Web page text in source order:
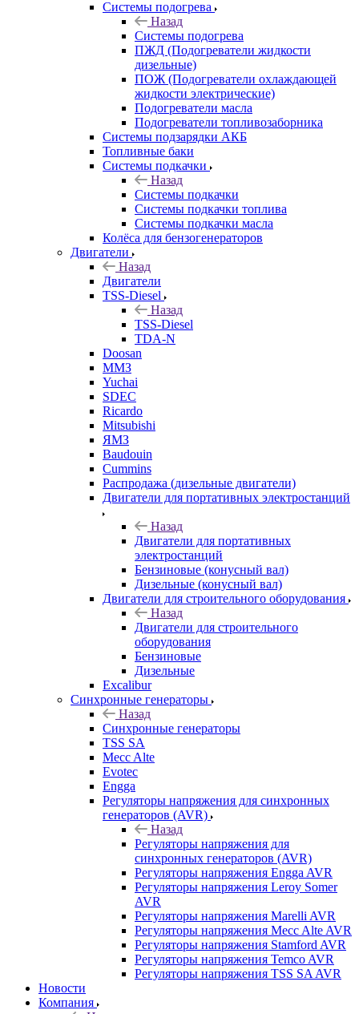
Системы подогрева
Назад
Системы подогрева
ПЖД (Подогреватели жидкости
дизельные)
ПОЖ (Подогреватели охлаждающей
жидкости электрические)
Подогреватели масла
Подогреватели топливозаборника
Системы подзарядки АКБ
Топливные баки
Системы подкачки
Назад
Системы подкачки
Системы подкачки топлива
Системы подкачки масла
Колёса для бензогенераторов
Двигатели
Назад
Двигатели
TSS-Diesel
Назад
TSS-Diesel
TDA-N
Doosan
ММЗ
Yuchai
SDEC
Ricardo
Mitsubishi
ЯМЗ
Baudouin
Cummins
Распродажа (дизельные двигатели)
Двигатели для портативных электростанций
Назад
Двигатели для портативных
электростанций
Бензиновые (конусный вал)
Дизельные (конусный вал)
Двигатели для строительного оборудования
Назад
Двигатели для строительного
оборудования
Бензиновые
Дизельные
Excalibur
Синхронные генераторы
Назад
Синхронные генераторы
TSS SA
Mecc Alte
Evotec
Engga
Регуляторы напряжения для синхронных
генераторов (AVR)
Назад
Регуляторы напряжения для
синхронных генераторов (AVR)
Регуляторы напряжения Engga AVR
Регуляторы напряжения Leroy Somer
AVR
Регуляторы напряжения Marelli AVR
Регуляторы напряжения Mecc Alte AVR
Регуляторы напряжения Stamford AVR
Регуляторы напряжения Temco AVR
Регуляторы напряжения TSS SA AVR
Новости
Компания